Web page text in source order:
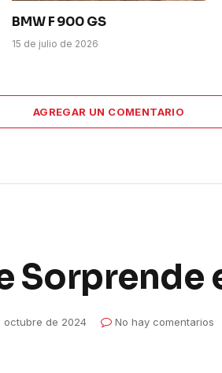
BMW F 900 GS
15 de julio de 2026
AGREGAR UN COMENTARIO
Sorprende
octubre de 2024 No hay comentarios